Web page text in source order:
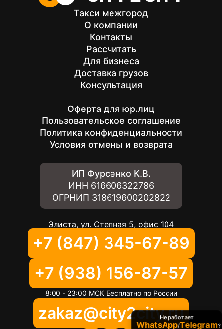
Такси межгород
О компании
Контакты
Рассчитать
Для бизнеса
Доставка грузов
Консультация
Оферта для юр.лиц
Пользовательское соглашение
Политика конфиденциальности
Условия отмены и возврата
ИП Фурсенко К.В.
ИНН 616606322786
ОГРНИП 318619600202822
Элиста, ул. Степная 5, офис 104
+7 (847) 345-67-89
+7 (938) 156-87-57
8:00 - 23:00 МСК Бесплатно по России
zakaz@city2city.ru
Не работает
WhatsApp/Telegram?